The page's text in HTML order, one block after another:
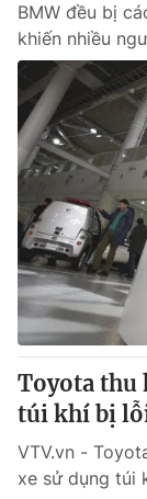
BMW đều bị
khiến nhiều
Toyota thu
túi khí bị
VTV.vn -
xe sử dụng túi